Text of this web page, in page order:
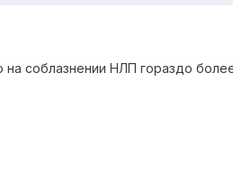
соблазнении НЛП гораздо